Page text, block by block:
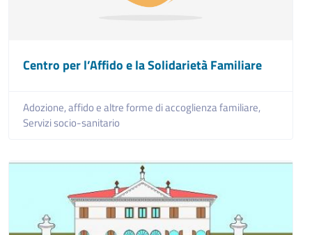
Centro per l’Affido e la Solidarietà Familiare
Adozione, affido e altre forme di accoglienza familiare,
Servizi socio-sanitario